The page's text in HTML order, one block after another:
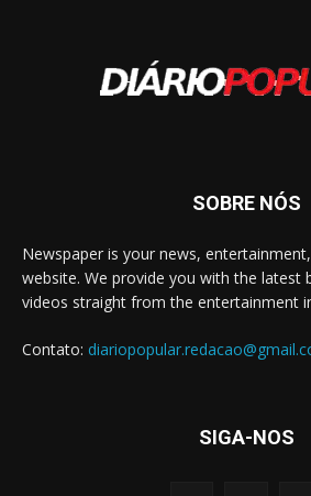
SOBRE NÓS
Newspaper is your news,
website. We provide you with the latest
videos straight from the entertainment
Contato:
SIGA-NOS